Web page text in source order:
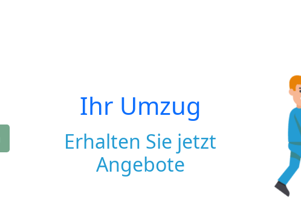
Ihr Umzug
Erhalten Sie jetzt
Angebote